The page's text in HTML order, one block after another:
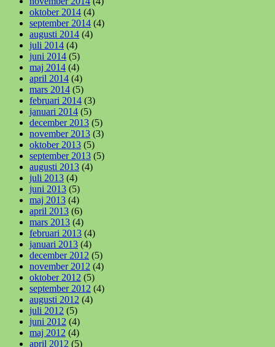
oktober 2014 (4)
september 2014 (4)
augusti 2014 (4)
juli 2014 (4)
juni 2014 (5)
maj 2014 (4)
april 2014 (4)
mars 2014 (5)
februari 2014 (3)
januari 2014 (5)
december 2013 (5)
november 2013 (3)
oktober 2013 (5)
september 2013 (5)
augusti 2013 (4)
juli 2013 (4)
juni 2013 (5)
maj 2013 (4)
april 2013 (6)
mars 2013 (4)
februari 2013 (4)
januari 2013 (4)
december 2012 (5)
november 2012 (4)
oktober 2012 (5)
september 2012 (4)
augusti 2012 (4)
juli 2012 (5)
juni 2012 (4)
maj 2012 (4)
april 2012 (5)